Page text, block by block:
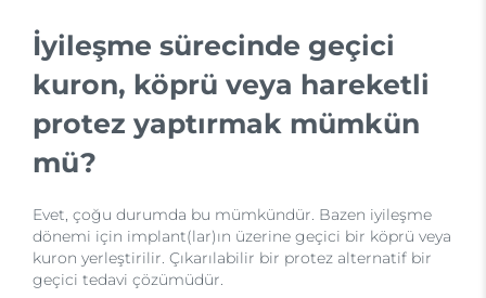
İyileşme sürecinde geçici
kuron, köprü veya hareketli
protez yaptırmak mümkün
mü?
Evet, çoğu durumda bu mümkündür. Bazen iyileşme
dönemi için implant(lar)ın üzerine geçici bir köprü veya
kuron yerleştirilir. Çıkarılabilir bir protez alternatif bir
geçici tedavi çözümüdür.